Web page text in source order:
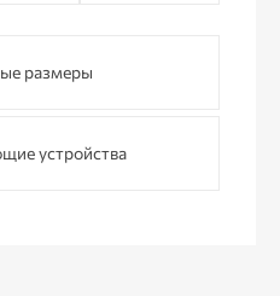
размеры
устройства